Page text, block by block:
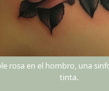
rosa en el hombro, una
tinta.